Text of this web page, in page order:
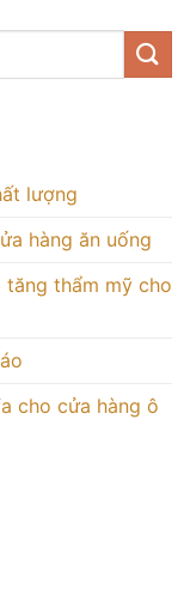
lượng
hàng ăn uống
thẩm mỹ cho
cho cửa hàng ô